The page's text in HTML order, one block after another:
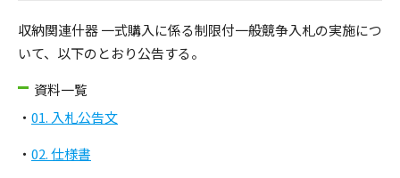
収納関連什器 一式購入に係る制限付一般競争入札の実施につ
いて、以下のとおり公告する。
資料一覧
・ 01. 入札公告文
・ 02. 仕様書